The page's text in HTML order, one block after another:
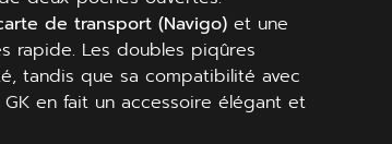
de transport (Navigo) et une
rapide. Les doubles piqûres
tandis que sa compatibilité avec
en fait un accessoire élégant et